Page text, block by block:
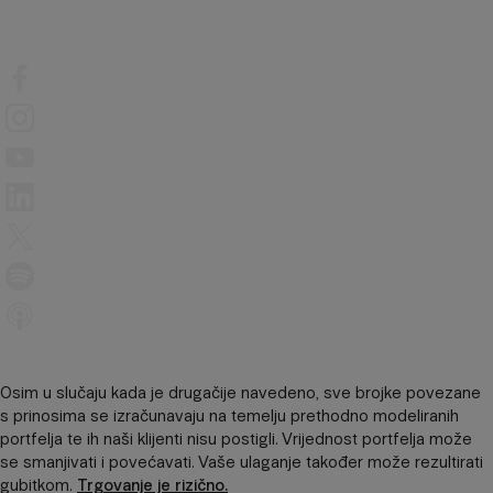
Osim u slučaju kada je drugačije navedeno, sve brojke povezane
s prinosima se izračunavaju na temelju prethodno modeliranih
portfelja te ih naši klijenti nisu postigli. Vrijednost portfelja može
se smanjivati ​​i povećavati. Vaše ulaganje također može rezultirati
gubitkom. Trgovanje je rizično.